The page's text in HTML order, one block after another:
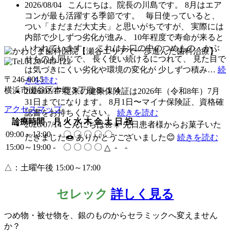
2026/08/04 こんにちは。院長の川島です。 8月はエア
コンが最も活躍する季節です。 毎日使っていると、
つい「まだまだ大丈夫」と思いがちですが、 実際には
内部で少しずつ劣化が進み、 10年程度で寿命が来ると
いわれています。 これはお口の中のつめもの・かぶ
せものも同じで、 長く使い続けるにつれて、 見た目で
は気づきにくい劣化や環境の変化が 少しずつ積み… 続
きを読む
2026/07/17従来の健康保険証は2026年（令和8年）7月
31日までになります。 8月1日〜マイナ保険証、資格確
認書をお持ちください。 続きを読む
2026/07/14こんにちは🌼☀️ 先日患者様からお菓子いた
だきました🍩 ありがとうございました😊 続きを読む
〒246-0015
横浜市瀬谷区本郷３丁目８-１４
アクセスマップ
診療時間
月 火 水 木 金 土 日 祝
09:00～13:00 - 〇 〇 〇 〇 〇 -
-
15:00～19:00 - 〇 〇 〇 〇 △ - -
△：土曜午後 15:00～17:00
セレック 詳しく見る
つめ物・被せ物を、銀のものからセラミックへ変えません
か？